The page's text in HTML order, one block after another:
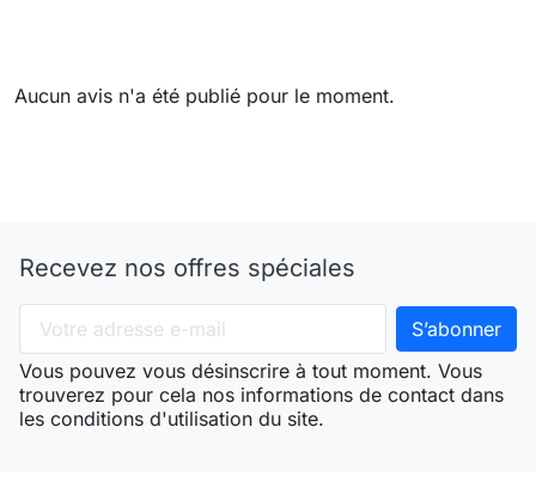
Aucun avis n'a été publié pour le moment.
Recevez nos offres spéciales
Vous pouvez vous désinscrire à tout moment. Vous
trouverez pour cela nos informations de contact dans
les conditions d'utilisation du site.